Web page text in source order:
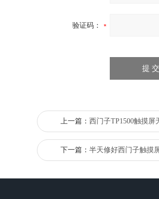
验证码：
上一篇： 西门子TP1500触摸
下一篇： 半天修好西门子触摸